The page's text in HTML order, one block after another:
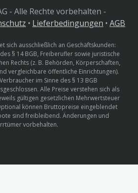
- Alle Rechte vorbehalten -
• Lieferbedingungen • AGB
sich ausschließlich an Geschäftskunden:
§ 14 BGB, Freiberufler sowie juristische
Rechts (z. B. Behörden, Körperschaften,
vergleichbare öffentliche Einrichtungen).
im Sinne des § 13 BGB
Alle Preise verstehen sich als
gültigen gesetzlichen Mehrwertsteuer
können Bruttopreise eingeblendet
sind freibleibend. Änderungen und
vorbehalten.